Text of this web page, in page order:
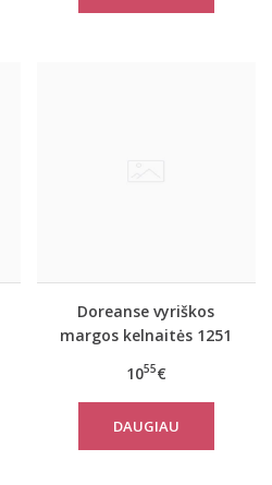
Doreanse vyriškos
margos kelnaitės 1251
1055€
DAUGIAU